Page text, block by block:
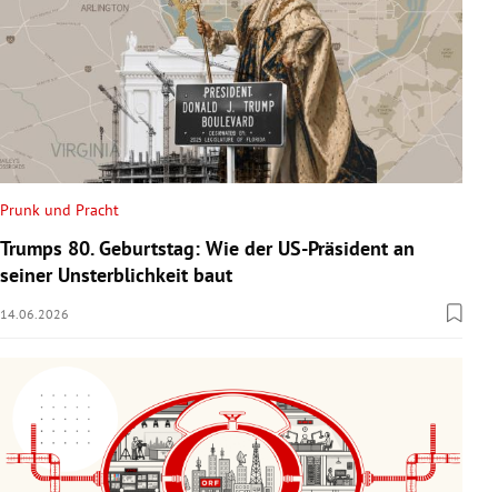
Prunk und Pracht
Trumps 80. Geburtstag: Wie der US-Präsident an
seiner Unsterblichkeit baut
14.06.2026